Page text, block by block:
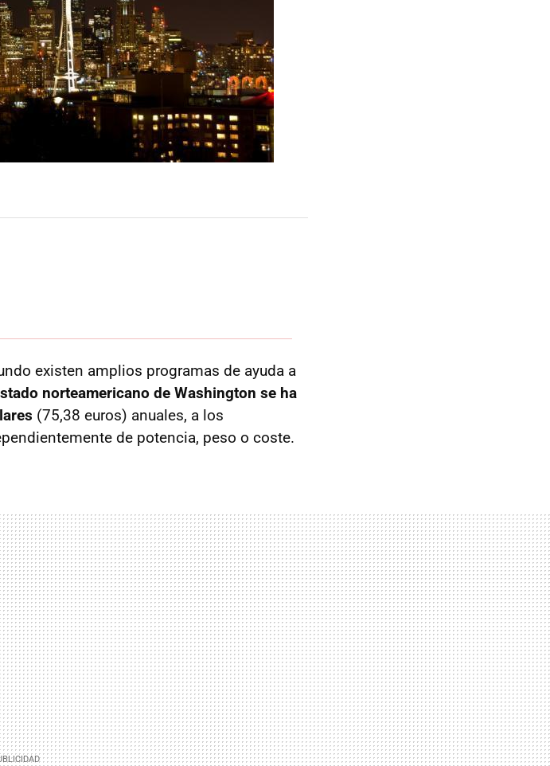
existen amplios programas de ayuda a
norteamericano de Washington se ha
(75,38 euros) anuales, a los
de potencia, peso o coste.